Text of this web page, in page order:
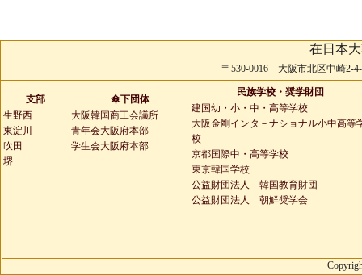
在日本
〒530-0016 大阪市北区中崎2-
支部
生野西
東淀川
吹田
堺
傘下団体
大阪韓国商工会議所
青年会大阪府本部
学生会大阪府本部
民族学校・奨学財団
建国幼・小・中・高等学校
大阪金剛インタ－ナショナル小中高等
校
京都国際中・高等学校
東京韓国学校
公益財団法人 韓国教育財団
公益財団法人 朝鮮奨学会